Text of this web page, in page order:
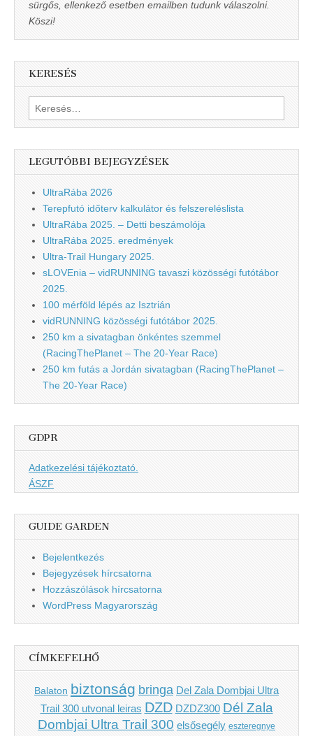
sürgős, ellenkező esetben emailben tudunk válaszolni.
Köszi!
KERESÉS
Keresés:
LEGUTÓBBI BEJEGYZÉSEK
UltraRába 2026
Terepfutó időterv kalkulátor és felszereléslista
UltraRába 2025. – Detti beszámolója
UltraRába 2025. eredmények
Ultra-Trail Hungary 2025.
sLOVEnia – vidRUNNING tavaszi közösségi futótábor
2025.
100 mérföld lépés az Isztrián
vidRUNNING közösségi futótábor 2025.
250 km a sivatagban önkéntes szemmel
(RacingThePlanet – The 20-Year Race)
250 km futás a Jordán sivatagban (RacingThePlanet –
The 20-Year Race)
GDPR
Adatkezelési tájékoztató.
ÁSZF
GUIDE GARDEN
Bejelentkezés
Bejegyzések hírcsatorna
Hozzászólások hírcsatorna
WordPress Magyarország
CÍMKEFELHŐ
Balaton biztonság bringa Del Zala Dombjai Ultra
Trail 300 utvonal leiras DZD DZDZ300 Dél Zala
Dombjai Ultra Trail 300 elsősegély eszteregnye